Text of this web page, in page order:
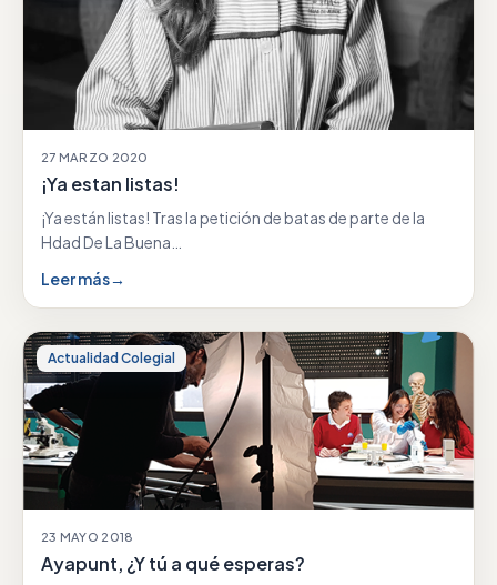
27 MARZO 2020
¡Ya estan listas!
¡Ya están listas! Tras la petición de batas de parte de la
Hdad De La Buena…
Leer más→
Actualidad Colegial
23 MAYO 2018
Ayapunt, ¿Y tú a qué esperas?